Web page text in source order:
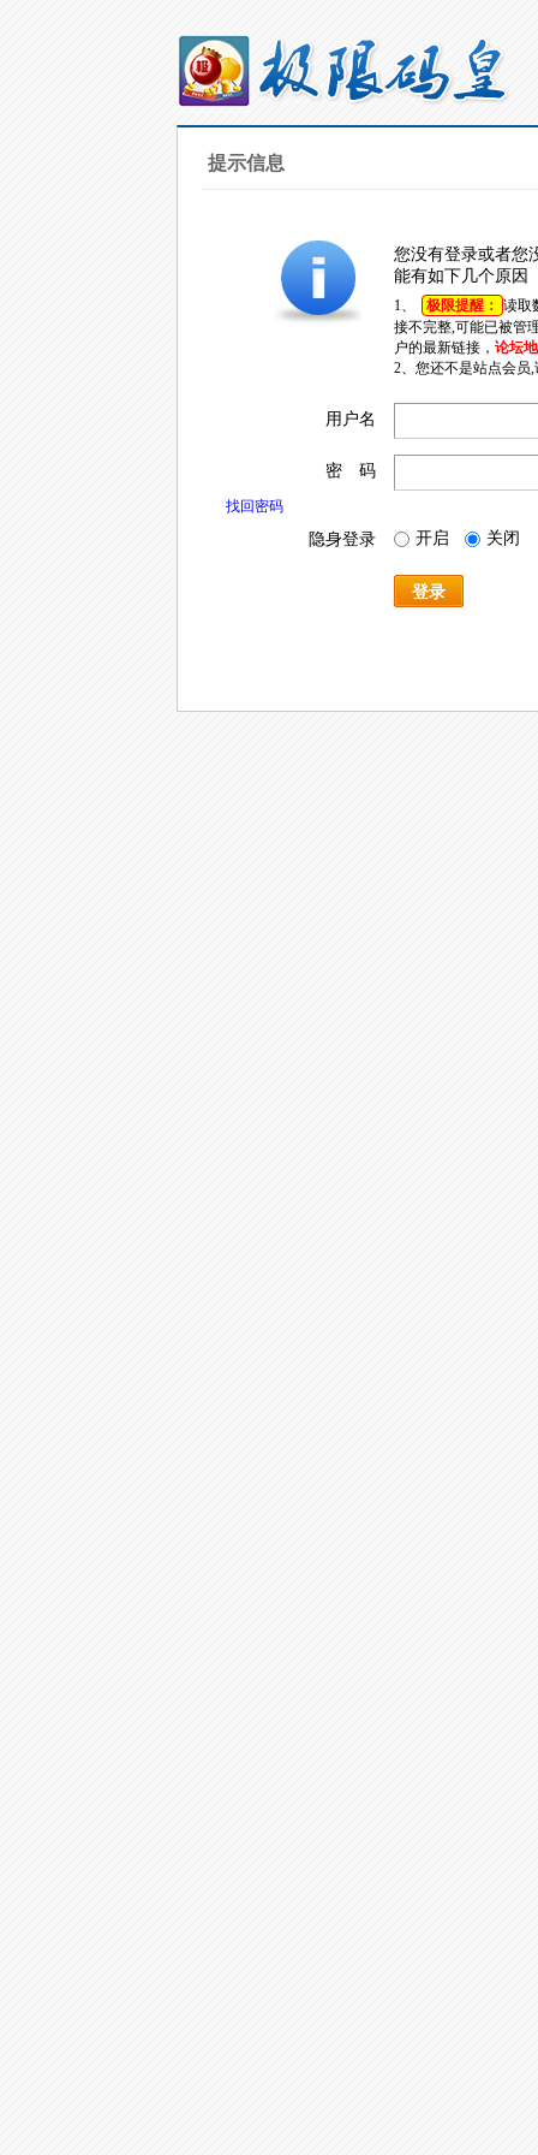
提示信息
您没有登录或者您
能有如下几个原因
1、 极限提醒： 读取
接不完整,可能已被管
户的最新链接， 论坛
2、您还不是站点会员
用户名
密 码
找回密码
隐身登录 开启 关闭
登录